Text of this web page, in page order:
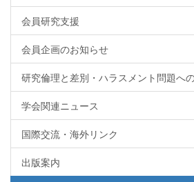
会員研究支援
会員企画のお知らせ
研究倫理と差別・ハラスメント問題へ
学会関連ニュース
国際交流・海外リンク
出版案内